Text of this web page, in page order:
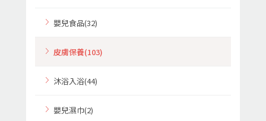
嬰兒食品(32)
皮膚保養(103)
沐浴入浴(44)
嬰兒濕巾(2)